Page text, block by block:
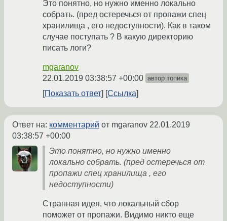
Это понятно, но нужно именно локально
собрать. (пред остеречься от пропажи спец
хранилища , его недоступности). Как в таком
случае поступать ? В какую директорию
писать логи?
mgaranov
22.01.2019 03:38:57 +00:00 автор топика
Показать ответ Ссылка
Ответ на: комментарий от mgaranov 22.01.2019
03:38:57 +00:00
Это понятно, но нужно именно
локально собрать. (пред остеречься от
пропажи спец хранилища , его
недоступности)
Странная идея, что локальный сбор
поможет от пропажи. Видимо никто еще